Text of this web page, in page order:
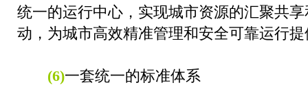
统一的运行中心，实现城市资源的汇聚共
动，为城市高效精准管理和安全可靠运行
(6)一套统一的标准体系